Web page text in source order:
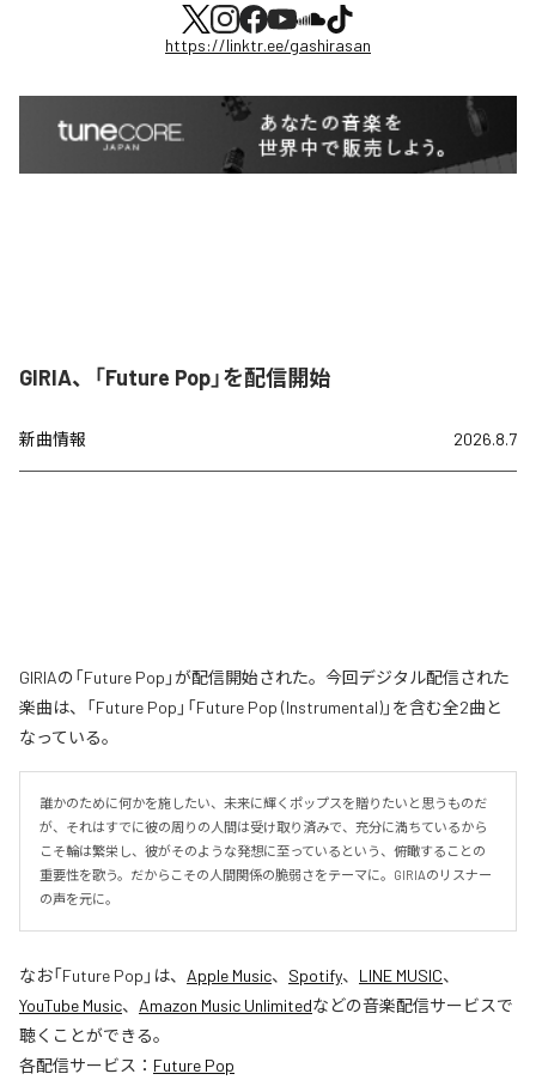
https://linktr.ee/gashirasan
GIRIA、「Future Pop」を配信開始
新曲情報 2026.8.7
GIRIAの「Future Pop」が配信開始された。今回デジタル配信された
楽曲は、「Future Pop」「Future Pop (Instrumental)」を含む全2曲と
なっている。
誰かのために何かを施したい、未来に輝くポップスを贈りたいと思うものだ
が、それはすでに彼の周りの人間は受け取り済みで、充分に満ちているから
こそ輪は繁栄し、彼がそのような発想に至っているという、俯瞰することの
重要性を歌う。だからこその人間関係の脆弱さをテーマに。GIRIAのリスナー
の声を元に。
なお「Future Pop 」は、 Apple Music、 Spotify、 LINE MUSIC、
YouTube Music、 Amazon Music Unlimitedなどの音楽配信サービスで
聴くことができる。
各配信サービス： Future Pop